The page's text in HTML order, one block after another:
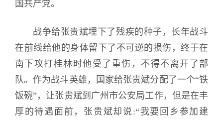
国共产党。
战争给张贵斌埋下了残疾的种子，长年战斗
在前线给他的身体留下了不可逆的损伤，终于在
南下攻打桂林时他受了重伤，不得不离开了部
队。作为战斗英雄，国家给张贵斌分配了一个“铁
饭碗”，让张贵斌到广州市公安局工作，但是在丰
厚的待遇面前，张贵斌却说:“我要回乡参加建